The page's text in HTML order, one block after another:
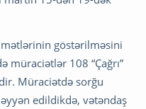
göstərilməsini
108 “Çağrı”
Müraciətdə sorğu
edildikdə, vətəndaş